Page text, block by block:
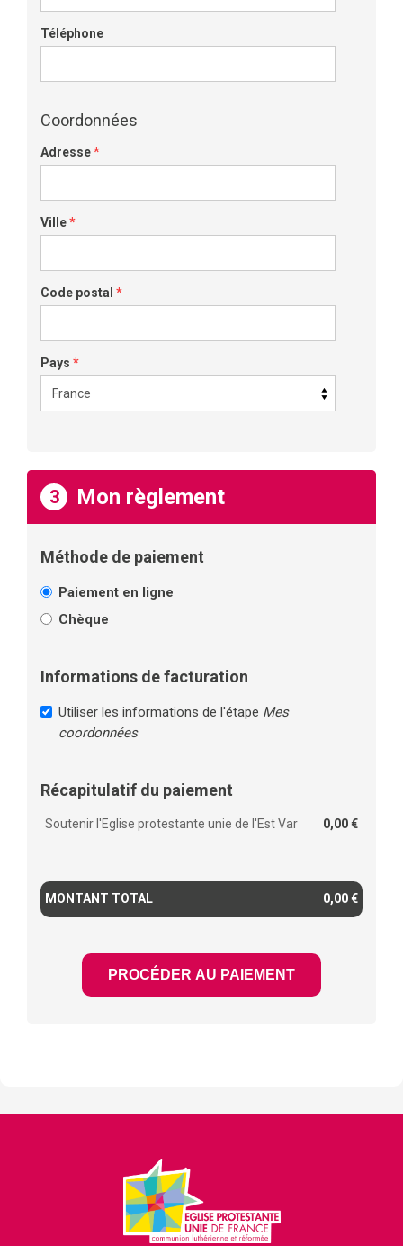
Téléphone
Coordonnées
Adresse*
Ville*
Code postal *
Pays *
3 Mon règlement
Méthode de paiement
Paiement en ligne
Chèque
Informations de facturation
Utiliser les informations de l'étape Mes
coordonnées
Récapitulatif du paiement
Soutenir l'Eglise protestante unie de l'Est Var 0,00 €
MONTANT TOTAL 0,00 €
PROCÉDER AU PAIEMENT